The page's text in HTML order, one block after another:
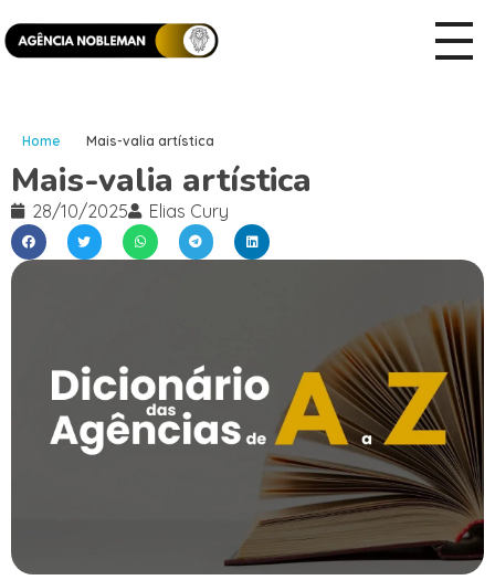
Home Mais-valia artística
Mais-valia artística
28/10/2025 Elias Cury